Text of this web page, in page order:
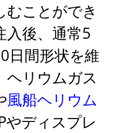
ことができ
入後、通常5
日間形状を維
ヘリウムガス
風船ヘリウム
やディスプレ